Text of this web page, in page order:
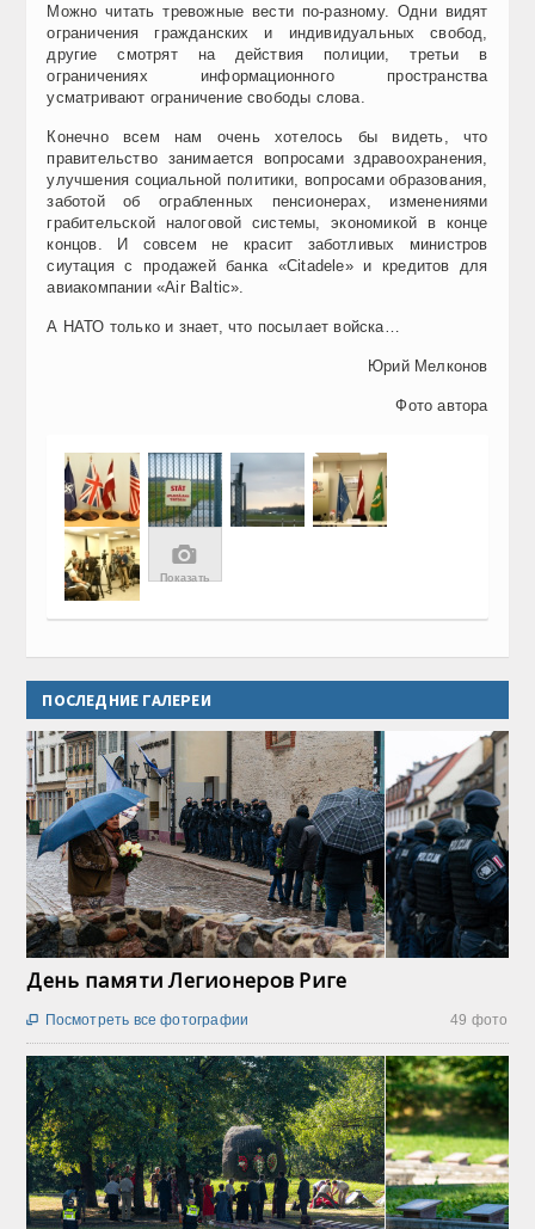
Можно читать тревожные вести по-разному. Одни видят
ограничения гражданских и индивидуальных свобод,
другие смотрят на действия полиции, третьи в
ограничениях информационного пространства
усматривают ограничение свободы слова.
Конечно всем нам очень хотелось бы видеть, что
правительство занимается вопросами здравоохранения,
улучшения социальной политики, вопросами образования,
заботой об ограбленных пенсионерах, изменениями
грабительской налоговой системы, экономикой в конце
концов. И совсем не красит заботливых министров
сиутация с продажей банка «Citadele» и кредитов для
авиакомпании «Air Baltic».
А НАТО только и знает, что посылает войска…
Юрий Мелконов
Фото автора
📷
Показать
ПОСЛЕДНИЕ ГАЛЕРЕИ
День памяти Легионеров Риге
49 фото
 Посмотреть все фотографии